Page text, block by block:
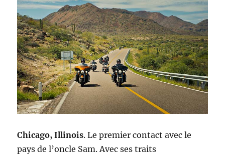
Chicago, Illinois. Le premier contact avec le
pays de l’oncle Sam. Avec ses traits